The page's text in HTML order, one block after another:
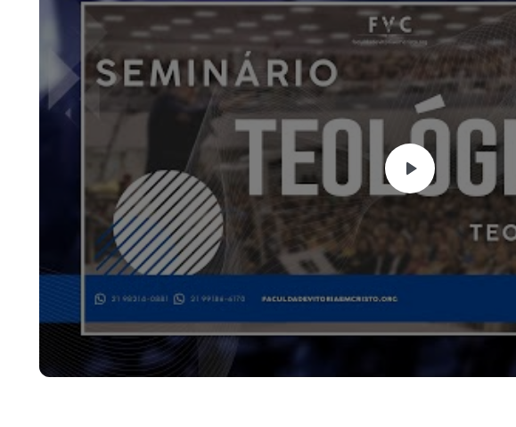
2° ano = Teologia Sistemática
3° ano = Teologia Ministerial
Metodologia
Aulas online + 1 aula presencial semanal